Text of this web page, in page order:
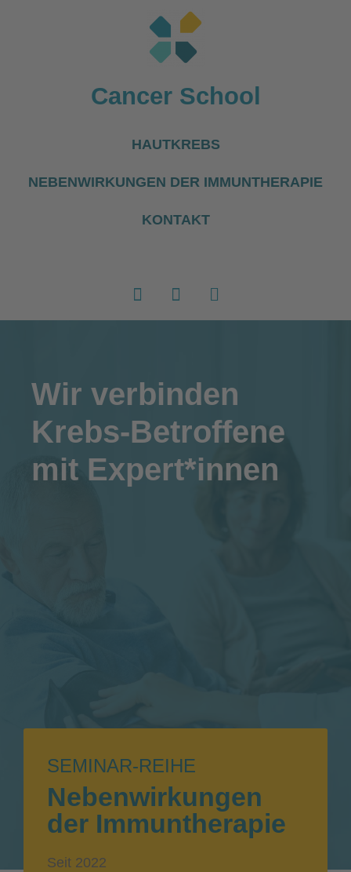
Cancer School
HAUTKREBS
NEBENWIRKUNGEN DER IMMUNTHERAPIE
KONTAKT
Wir verbinden
Krebs-Betroffene
mit Expert*innen
SEMINAR-REIHE
Nebenwirkungen
der Immuntherapie
Seit 2022